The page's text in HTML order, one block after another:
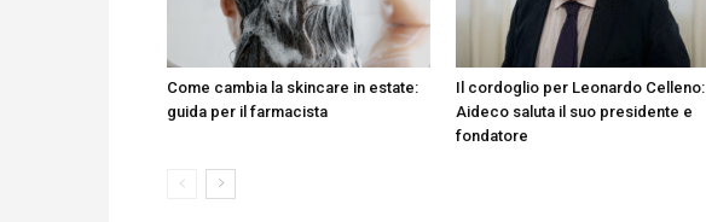
Come cambia la skincare in estate:
guida per il farmacista
Il cordoglio per Leonardo Celleno:
Aideco saluta il suo presidente e
fondatore